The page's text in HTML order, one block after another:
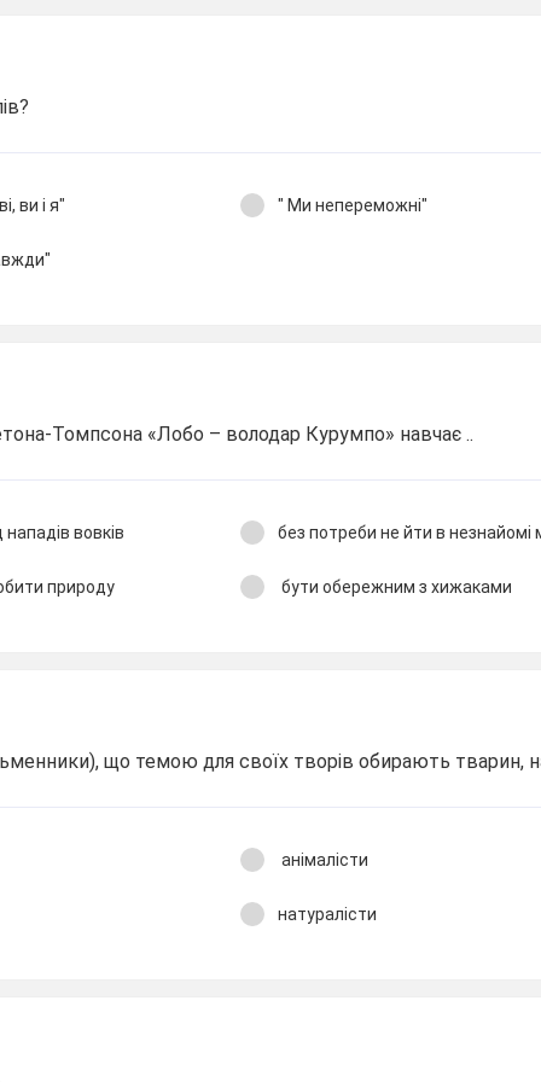
ви і я" " Ми непереможні"
Томпсона «Лобо – володар Курумпо» навчає ..
вовків без потреби не йти в незнайомі
природу бути обережним з хижаками
що темою для своїх творів обирають тварин,
анімалісти
натуралісти